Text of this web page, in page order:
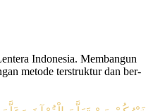
Indonesia. Membangun
metode terstruktur dan ber-